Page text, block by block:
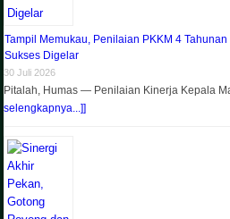
Tampil Memukau, Penilaian PKKM 4
Sukses Digelar
30 Juli 2026
Pitalah, Humas — Penilaian Kinerja Kepala
selengkapnya...]]